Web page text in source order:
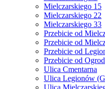
Mielczarskiego 15
Mielczarskiego 22
Mielczarskiego 33
Przebicie od
Przebicie od
Przebicie od
Przebicie od
Ulica Cmentarna
Ulica Legionów
Ulica